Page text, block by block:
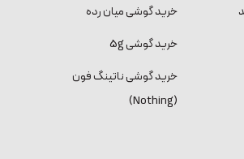
خرید گوشی میان رده
خرید گوشی 5g
خرید گوشی ناتینگ فون
(Nothing)